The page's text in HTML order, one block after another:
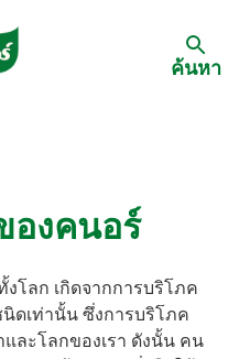
ค้นหา
องคนอร์
โลก เกิดจากการบริโภค
ดเท่านั้น ซึ่งการบริโภค
และโลกของเรา ดังนั้น คน